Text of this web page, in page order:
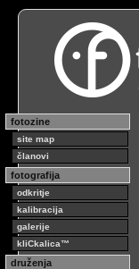
fotozine
site map
članovi
fotografija
odkritje
kalibracija
galerije
kliCkalica™
druženja